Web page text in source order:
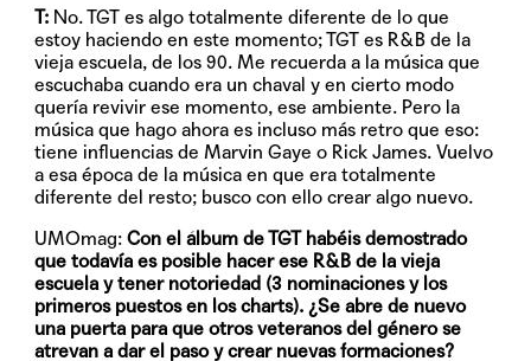
T: No. TGT es algo totalmente diferente de lo que
estoy haciendo en este momento; TGT es R&B de la
vieja escuela, de los 90. Me recuerda a la música que
escuchaba cuando era un chaval y en cierto modo
quería revivir ese momento, ese ambiente. Pero la
música que hago ahora es incluso más retro que eso:
tiene influencias de Marvin Gaye o Rick James. Vuelvo
a esa época de la música en que era totalmente
diferente del resto; busco con ello crear algo nuevo.
UMOmag:Con el álbum de TGT habéis demostrado
que todavía es posible hacer ese R&B de la vieja
escuela y tener notoriedad (3 nominaciones y los
primeros puestos en los charts). ¿Se abre de nuevo
una puerta para que otros veteranos del género se
atrevan a dar el paso y crear nuevas formaciones?